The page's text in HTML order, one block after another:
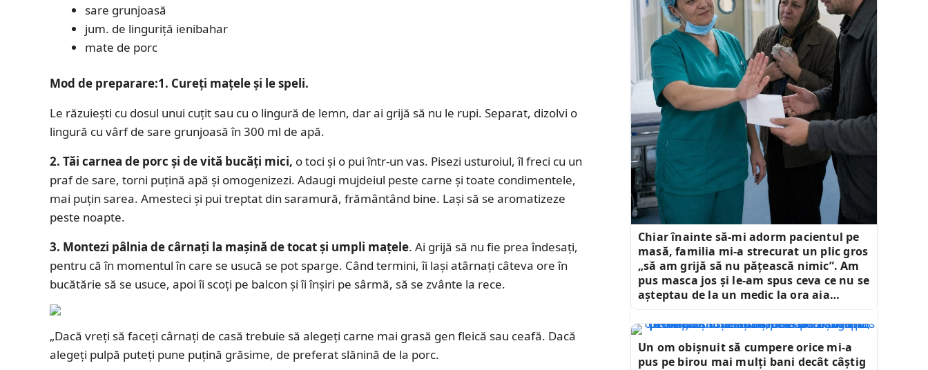
sare grunjoasă
jum. de linguriţă ienibahar
mate de porc
Mod de preparare:1. Cureţi maţele şi le speli.
Le răzuieşti cu dosul unui cuţit sau cu o lingură de lemn, dar ai grijă să nu le rupi. Separat, dizolvi o
lingură cu vârf de sare grunjoasă în 300 ml de apă.
2. Tăi carnea de porc şi de vită bucăţi mici, o toci şi o pui într-un vas. Pisezi usturoiul, îl freci cu un
praf de sare, torni puţină apă şi omogenizezi. Adaugi mujdeiul peste carne şi toate condimentele,
mai puţin sarea. Amesteci şi pui treptat din saramură, frământând bine. Laşi să se aromatizeze
peste noapte.
3. Montezi pâlnia de cârnaţi la maşină de tocat şi umpli maţele. Ai grijă să nu fie prea îndesaţi,
pentru că în momentul în care se usucă se pot sparge. Când termini, îi laşi atârnaţi câteva ore în
bucătărie să se usuce, apoi îi scoţi pe balcon şi îi înşiri pe sârmă, să se zvânte la rece.
„Dacă vreţi să faceţi cârnaţi de casă trebuie să alegeţi carne mai grasă gen fleică sau ceafă. Dacă
alegeţi pulpă puteţi pune puţină grăsime, de preferat slănină de la porc.
Chiar înainte să-mi adorm pacientul pe
masă, familia mi-a strecurat un plic gros
„să am grijă să nu pățească nimic”. Am
pus masca jos și le-am spus ceva ce nu se
așteptau de la un medic la ora aia…
Un om obișnuit să cumpere orice mi-a
pus pe birou mai mulți bani decât câștig